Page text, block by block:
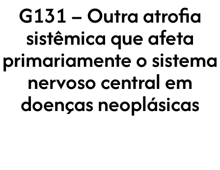
G131 – Outra atrofia
sistêmica que afeta
primariamente o sistema
nervoso central em
doenças neoplásicas